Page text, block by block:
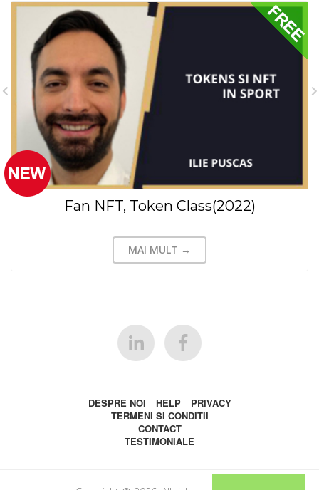
Fan NFT, Token Class(2022)
MAI MULT →
DESPRE NOI HELP
PRIVACY
TERMENI SI CONDITII
CONTACT
TESTIMONIALE